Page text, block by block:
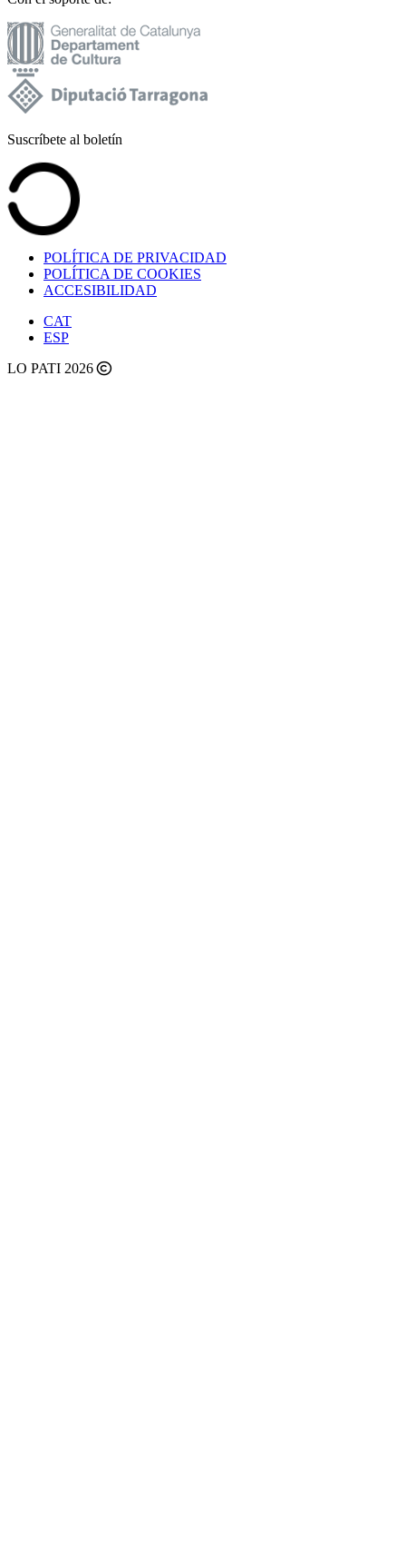
Suscríbete al boletín
POLÍTICA DE PRIVACIDAD
POLÍTICA DE COOKIES
ACCESIBILIDAD
CAT
ESP
LO PATI 2026